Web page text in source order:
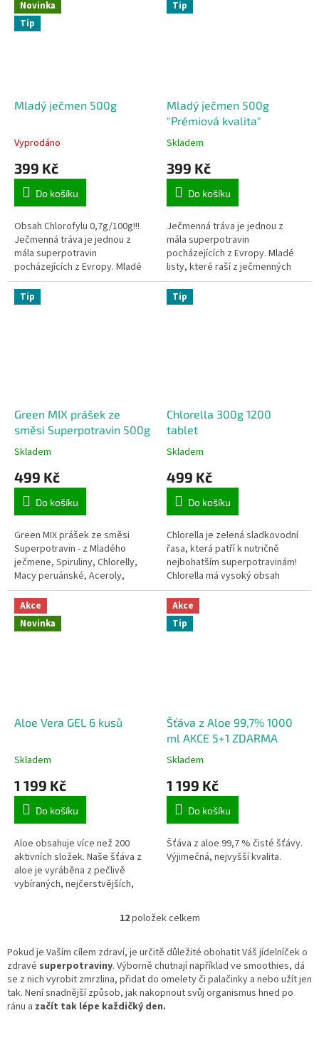
Novinka
Tip
Mladý ječmen 500g
Vyprodáno
399 Kč
Do košíku
Obsah Chlorofylu 0,7g/100g!!!
Ječmenná tráva je jednou z
mála superpotravin
pocházejících z Evropy. Mladé
listy, které raší z ječmenných
semínek se sklidí, usuší a
zpracují na...
Tip
Mladý ječmen 500g
"Prémiová kvalita"
Skladem
399 Kč
Do košíku
Ječmenná tráva je jednou z
mála superpotravin
pocházejících z Evropy. Mladé
listy, které raší z ječmenných
semínek se sklidí, usuší a
zpracují na prášek procesem
lyofylizace.
Tip
Green MIX prášek ze
směsi Superpotravin 500g
Skladem
499 Kč
Do košíku
Green MIX prášek ze směsi
Superpotravin - z Mladého
ječmene, Spiruliny, Chlorelly,
Macy peruánské, Aceroly,
Guarany 500g
Tip
Chlorella 300g 1200
tablet
Skladem
499 Kč
Do košíku
Chlorella je zelená sladkovodní
řasa, která patří k nutričně
nejbohatším superpotravinám!
Chlorella má vysoký obsah
chlorofylu, proteinů, vitamínů,
minerálů, enzymů,...
Akce
Novinka
Aloe Vera GEL 6 kusů
Skladem
1 199 Kč
Do košíku
Aloe obsahuje více než 200
aktivních složek. Naše šťáva z
aloe je vyráběna z pečlivě
vybíraných, nejčerstvějších,
Dlouhodobé užívání Aloe Vera
Akce
Tip
Šťáva z Aloe 99,7% 1000
ml AKCE 5+1 ZDARMA
Skladem
1 199 Kč
Do košíku
Šťáva z aloe 99,7 % čisté šťávy.
Výjimečná, nejvyšší kvalita.
O
l
á
d
a
c
12položek celkem
Pokud je Vaším cílem zdraví, je určitě důležité obohatit Váš jídelníček o
zdravé superpotraviny. Výborně chutnají například ve smoothies, dá
se z nich vyrobit zmrzlina, přidat do omelety či palačinky a nebo užít jen
tak. Není snadnější způsob, jak nakopnout svůj organismus hned po
ránu a začít tak lépe každičký den.